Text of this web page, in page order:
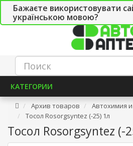
Бажаєте використовувати
українською мовою?
СТО
КАТЕГОРИИ
Архив товаров
Автохимия
Тосол Rosorgsyntez (-25) 1л
Тосол Rosorgsyntez (-